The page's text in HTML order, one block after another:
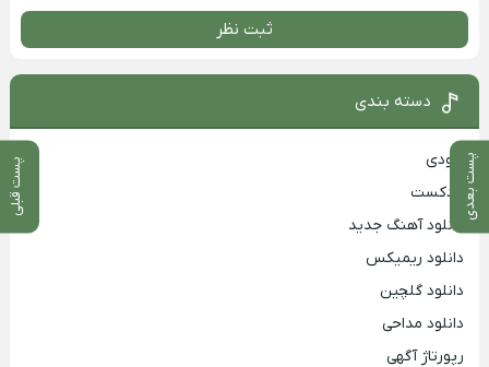
پست بعدی پست قبلی
ثبت نظر
دسته بندی
بزودی
پادکست
دانلود آهنگ جدید
دانلود ریمیکس
دانلود گلچین
دانلود مداحی
رپورتاژ آگهی